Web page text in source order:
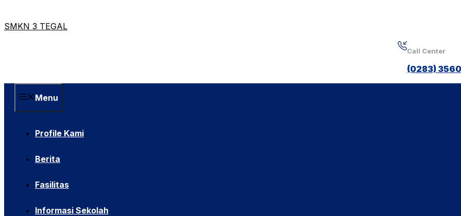
to
SMKN 3 TEGAL
Call Center
(0283)
Menu
Profile Kami
Berita
Fasilitas
Informasi Sekolah